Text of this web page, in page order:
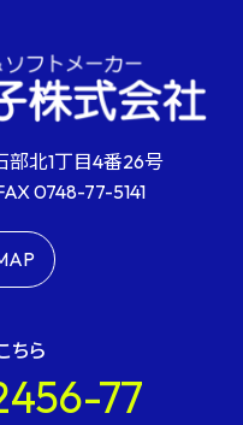
部北1丁目4番26号
FAX0748-77-5141
ちら
77